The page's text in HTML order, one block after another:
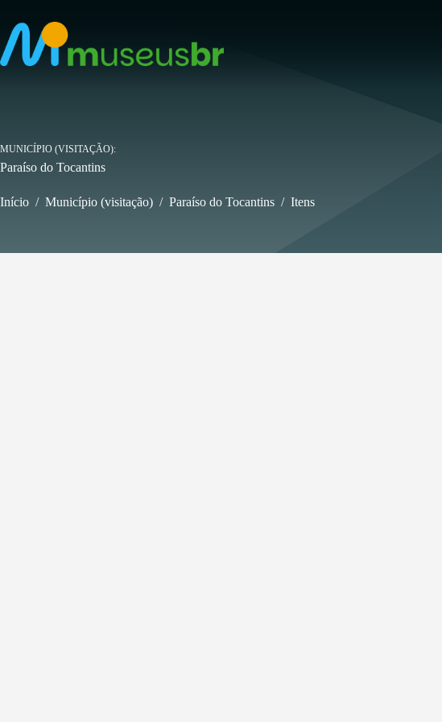
para
conteúdo
MUNICÍPIO (VISITAÇÃO)
Paraíso do Tocantins
Início / Município (visitação) / Paraíso do Tocantins / Itens